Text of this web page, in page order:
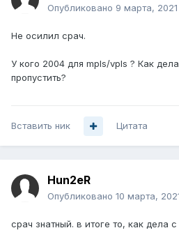
Опубликовано 9 марта, 2021
Не осилил срач.
У кого 2004 для mpls/vpls ? Как
пропустить?
Вставить ник Цитата
Hun2eR
Опубликовано 10 марта,
срач знатный. в итоге то, как дела